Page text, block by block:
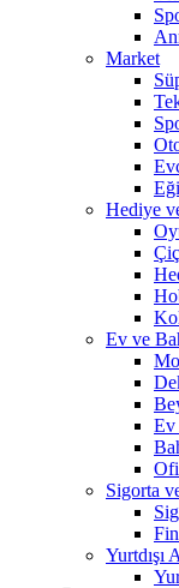
Market
Hediye
Ev ve
Ev
Sigorta
Yurtdışı